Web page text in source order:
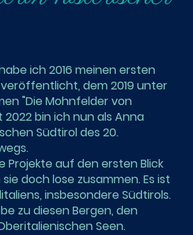
ich 2016 meinen ersten
dem 2019 unter
"Die Mohnfelder von
bin ich nun als Anna
Südtirol des 20.
Projekte auf den ersten Blick
doch lose zusammen. Es ist
insbesondere Südtirols.
zu diesen Bergen, den
Seen.